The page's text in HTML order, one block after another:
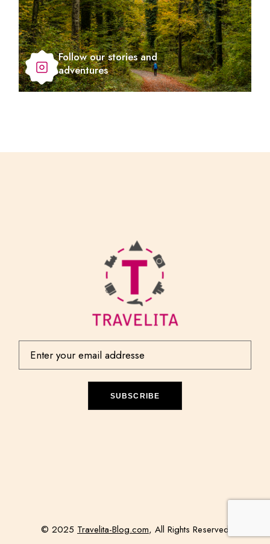
Follow our stories and
adventures
SUBSCRIBE
© 2025 Travelita-Blog.com, All Rights Reserved